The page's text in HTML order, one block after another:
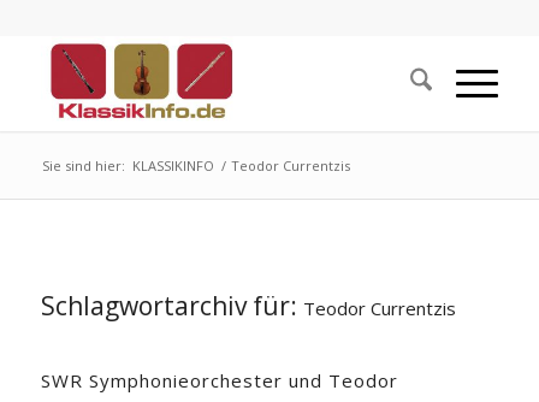
Sie sind hier: KLASSIKINFO / Teodor Currentzis
Schlagwortarchiv für: Teodor Currentzis
SWR Symphonieorchester und Teodor